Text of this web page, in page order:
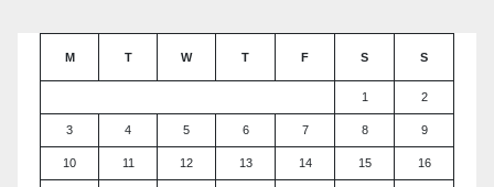
M T W T F S S
1 2
3 4 5 6 7 8 9
10 11 12 13 14 15 16